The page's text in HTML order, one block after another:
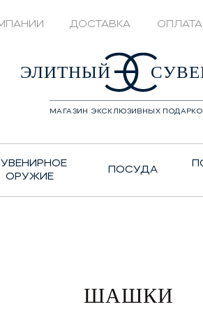
ДОСТАВКА ОПЛАТА
ЭЛИТНЫЙ
МАГАЗИН ЭКСКЛЮЗИВНЫХ
ОРУЖИЕ
ПОСУДА
ШАШКИ